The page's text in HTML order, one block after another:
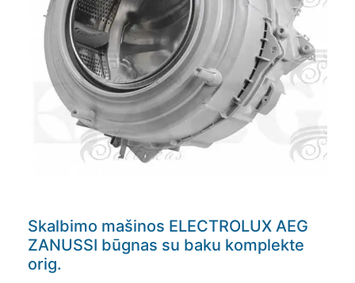
Skalbimo mašinos ELECTROLUX AEG
ZANUSSI būgnas su baku komplekte
orig.